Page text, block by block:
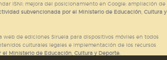
ISNI; mejora del posicionamiento en Google; ampliación de
subvencionada por el Ministerio de Educación, Cultura y
de ediciones Siruela para dispositivos móviles en todos
culturales legales e implementación de los recursos
Ministerio de Educación, Cultura y Deporte.